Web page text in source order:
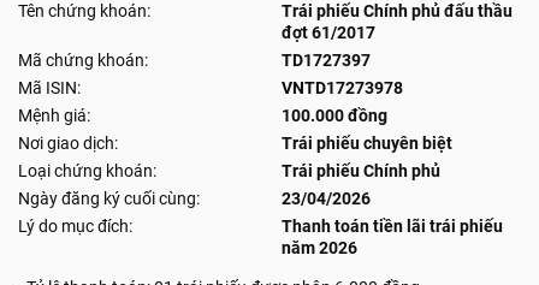
Tên chứng khoán:
Trái phiếu Chính phủ đấu thầu
đợt 61/2017
Mã chứng khoán:
TD1727397
Mã ISIN:
VNTD17273978
Mệnh giá:
100.000 đồng
Nơi giao dịch:
Trái phiếu chuyên biệt
Loại chứng khoán:
Trái phiếu Chính phủ
Ngày đăng ký cuối cùng:
23/04/2026
Lý do mục đích:
Thanh toán tiền lãi trái phiếu
năm 2026